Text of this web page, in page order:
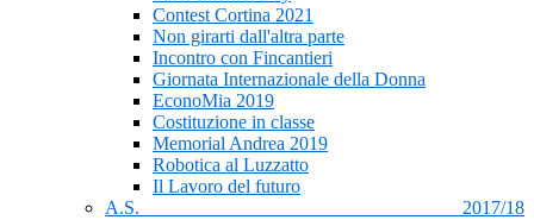
Contest Cortina 2021
Non girarti dall'altra parte
Incontro con Fincantieri
Giornata Internazionale della Donna
EconoMia 2019
Costituzione in classe
Memorial Andrea 2019
Robotica al Luzzatto
Il Lavoro del futuro
A.S. 2017/18